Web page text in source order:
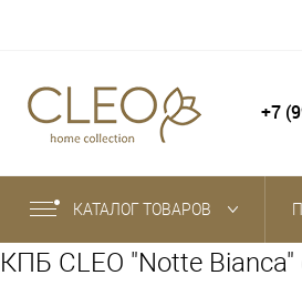
+7
КАТАЛОГ ТОВАРОВ
КПБ CLEO "Notte